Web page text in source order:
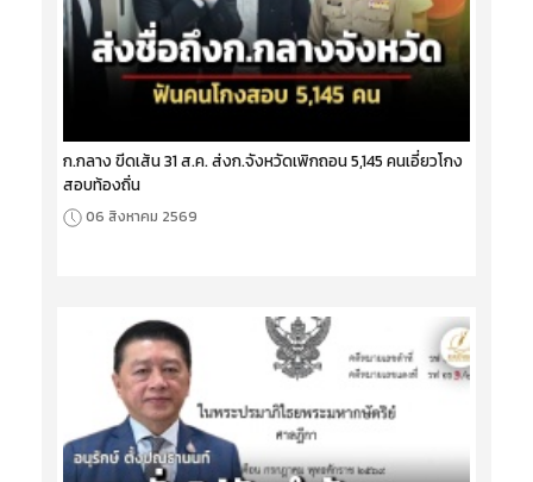
ก.กลาง ขีดเส้น 31 ส.ค. ส่งก.จังหวัดเพิกถอน 5,145 คนเอี่ยวโกง
สอบท้องถิ่น
06 สิงหาคม 2569